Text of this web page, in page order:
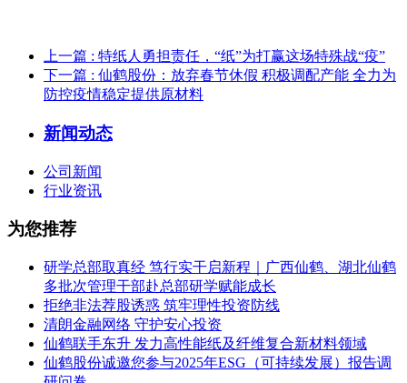
上一篇 : 特纸人勇担责任，“纸”为打赢这场特殊战“疫”
下一篇 : 仙鹤股份：放弃春节休假 积极调配产能 全力为
防控疫情稳定提供原材料
新闻动态
公司新闻
行业资讯
为您推荐
研学总部取真经 笃行实干启新程｜广西仙鹤、湖北仙鹤
多批次管理干部赴总部研学赋能成长
拒绝非法荐股诱惑 筑牢理性投资防线
清朗金融网络 守护安心投资
仙鹤联手东升 发力高性能纸及纤维复合新材料领域
仙鹤股份诚邀您参与2025年ESG（可持续发展）报告调